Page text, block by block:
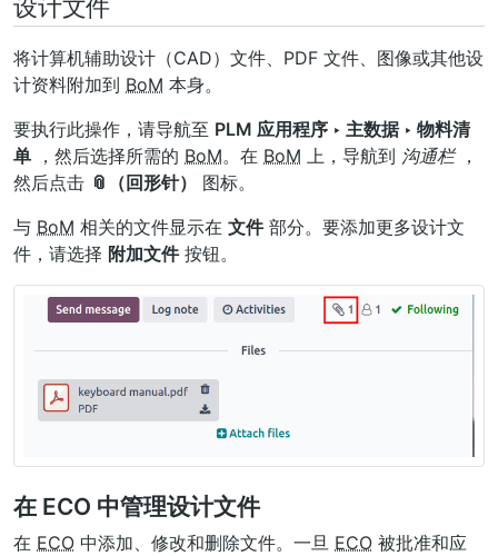
将计算机辅助设计（CAD）文件、PDF 文件、图像或其他设
计资料附加到 BoM 本身。
要执行此操作，请导航至 PLM 应用程序 ‣ 主数据 ‣ 物料清
单 ，然后选择所需的 BoM。在 BoM 上，导航到 沟通栏，
然后点击 📎（回形针）
图标。
与 BoM 相关的文件显示在 文件部分。要添加更多设计文
件，请选择 附加文件按钮。
在 ECO 中管理设计文件
在 ECO 中添加、修改和删除文件。一旦 ECO 被批准和应